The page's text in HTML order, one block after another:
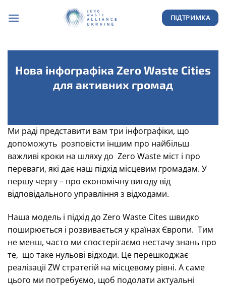
ПІДТРИМКА
Нова інфографіка Zero Waste Cities
для активних громад
Ми раді представити вам три інфографіки, що
допоможуть розповісти іншим про найбільш
важливі кроки на шляху до Zero Waste міст і про
переваги, які дає наш підхід місцевим громадам. У
першу чергу – про економічну вигоду від
відповідального управління з відходами.
Наша модель і підхід до Zero Waste Cites швидко
поширюється і розвивається у країнах Європи. Тим
не менш, часто ми спостерігаємо нестачу знань про
те, що таке нульові відходи. Це перешкоджає
реалізації ZW стратегій на місцевому рівні. А саме
цього ми потребуємо, щоб подолати актуальні